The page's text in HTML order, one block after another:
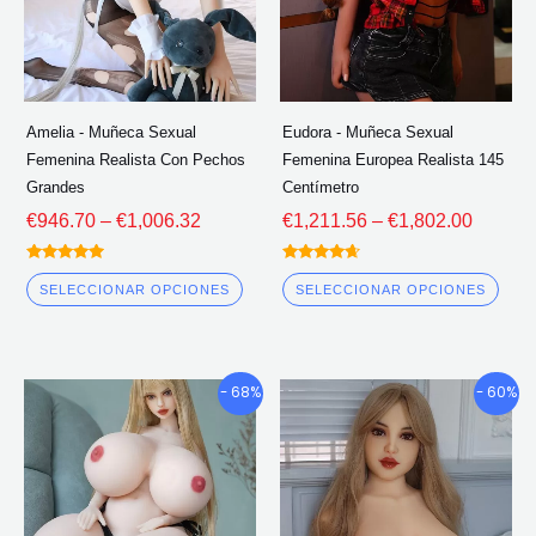
Amelia - Muñeca Sexual
Femenina Realista Con Pechos
Grandes
€946.70 – €1,006.32
Calificado
5.00
fuera de 5
SELECCIONAR OPCIONES
opciones
se
pueden
página
producto
Eudora - Muñeca Sexual
Femenina Europea Realista 145
Centímetro
€1,211.56 – €1,802.00
Calificado
4.50
fuera de 5
SELECCIONAR OPCIONES
se
en
- 68%
Gama
de
precios:
€652.15
a
través
Este
producto
tiene
múltiples
variantes.
- 60%
Gama
de
Este